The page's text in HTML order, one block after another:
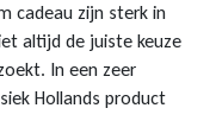
cadeau zijn sterk in
altijd de juiste keuze
In een zeer
Hollands product